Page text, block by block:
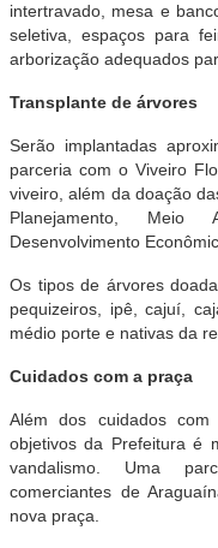
intertravado, mesa e
seletiva, espaços para
arborização adequados
Transplante de árvores
Serão implantadas
parceria com o Viveiro
viveiro, além da doação
Planejamento, Meio
Desenvolvimento
Os tipos de árvores
pequizeiros, ipê, cajuí,
médio porte e nativas da
Cuidados com a praça
Além dos cuidados
objetivos da Prefeitura é
vandalismo. Uma
comerciantes de
nova praça.